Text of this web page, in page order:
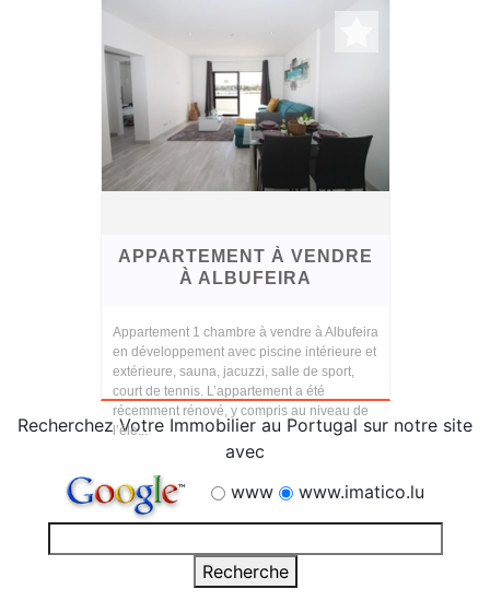
APPARTEMENT À VENDRE
À ALBUFEIRA
Appartement 1 chambre à vendre à Albufeira
en développement avec piscine intérieure et
extérieure, sauna, jacuzzi, salle de sport,
court de tennis. L’appartement a été
récemment rénové, y compris au niveau de
l’éle...
Recherchez Votre Immobilier au Portugal sur notre site
avec
www
www.imatico.lu